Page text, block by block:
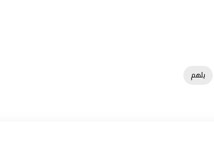
يلهم